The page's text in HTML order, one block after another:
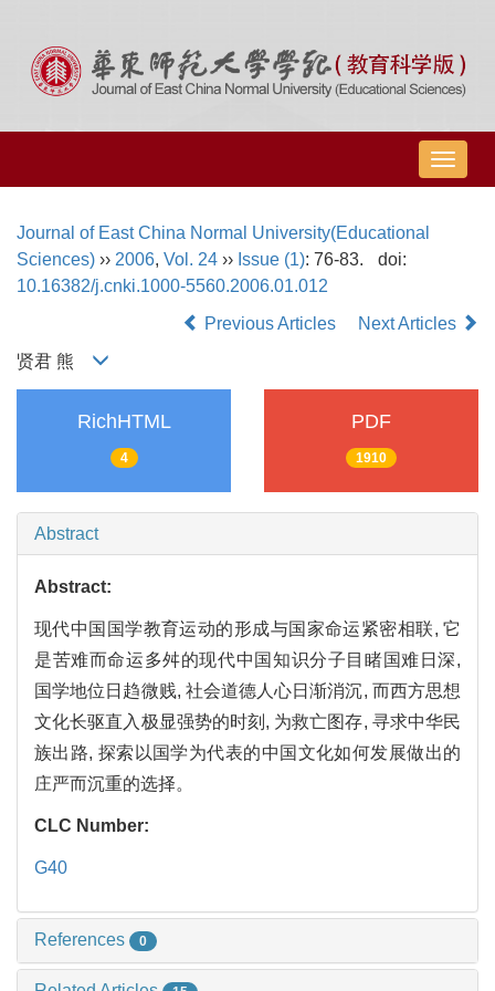
导
航
Journal of East China Normal University(Educational
Sciences) ›› 2006, Vol. 24 ›› Issue (1): 76-83.
doi:
10.16382/j.cnki.1000-5560.2006.01.012
Previous Articles
Next Articles
贤君 熊
RichHTML
4
PDF
1910
Abstract
Abstract:
现代中国国学教育运动的形成与国家命运紧密相联, 它
是苦难而命运多舛的现代中国知识分子目睹国难日深,
国学地位日趋微贱, 社会道德人心日渐消沉, 而西方思想
文化长驱直入极显强势的时刻, 为救亡图存, 寻求中华民
族出路, 探索以国学为代表的中国文化如何发展做出的
庄严而沉重的选择。
CLC Number:
G40
References 0